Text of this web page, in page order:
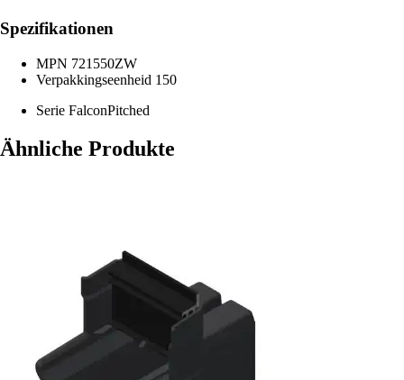
Spezifikationen
MPN 721550ZW
Verpakkingseenheid 150
Serie FalconPitched
Ähnliche Produkte